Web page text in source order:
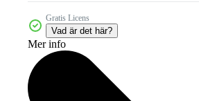
Gratis Licens
Vad är det här?
Mer info